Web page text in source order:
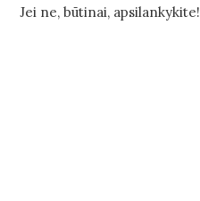
Jei ne, būtinai, apsilankykite!